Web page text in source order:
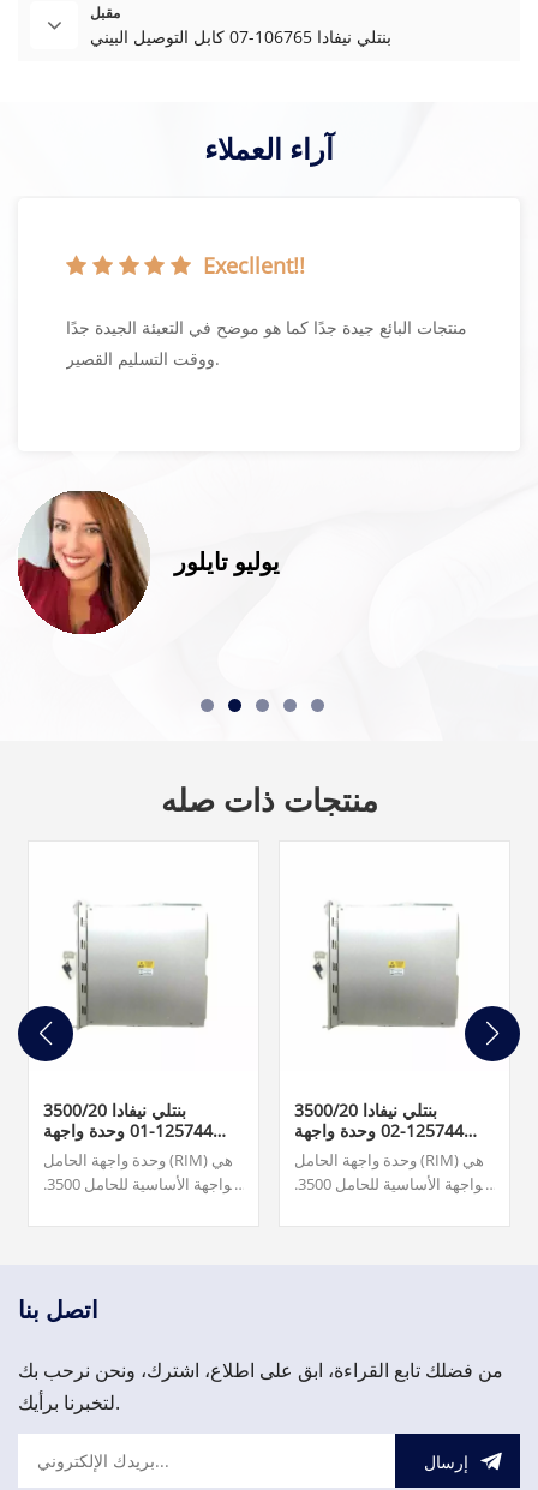
مقبل
بنتلي نيفادا 106765-07 كابل التوصيل البيني
آراء العملاء
Execllent!!
منتجات البائع جيدة جدًا كما هو موضح في التعبئة الجيدة جدًا
ووقت التسليم القصير.
يوليو تايلور
منتجات ذات صله
بنتلي نيفادا 3500/20
125744-01 وحدة واجهة
الرف TMR
وحدة واجهة الحامل (RIM) هي
الواجهة الأساسية للحامل 3500.
المستخدم لتكوين الحامل
موجودة في الفتحة 1 من
بنتلي نيفادا 3500/20
125744-02 وحدة واجهة
الرف القياسية
وحدة واجهة الحامل (RIM) هي
الواجهة الأساسية للحامل 3500.
المستخدم لتكوين الحامل
اتصل بنا
من فضلك تابع القراءة، ابق على اطلاع، اشترك، ونحن نرحب بك
لتخبرنا برأيك.
إرسال